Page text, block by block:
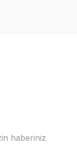
haberiniz